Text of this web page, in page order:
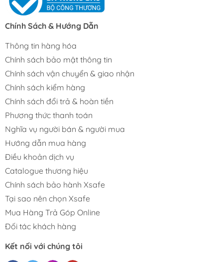
Chính Sách & Hướng Dẫn
Thông tin hàng hóa
Chính sách bảo mật thông tin
Chính sách vận chuyển & giao nhận
Chính sách kiểm hàng
Chính sách đổi trả & hoàn tiền
Phương thức thanh toán
Nghĩa vụ người bán & người mua
Hướng dẫn mua hàng
Điều khoản dịch vụ
Catalogue thương hiệu
Chính sách bảo hành Xsafe
Tại sao nên chọn Xsafe
Mua Hàng Trả Góp Online
Đối tác khách hàng
Kết nối với chúng tôi